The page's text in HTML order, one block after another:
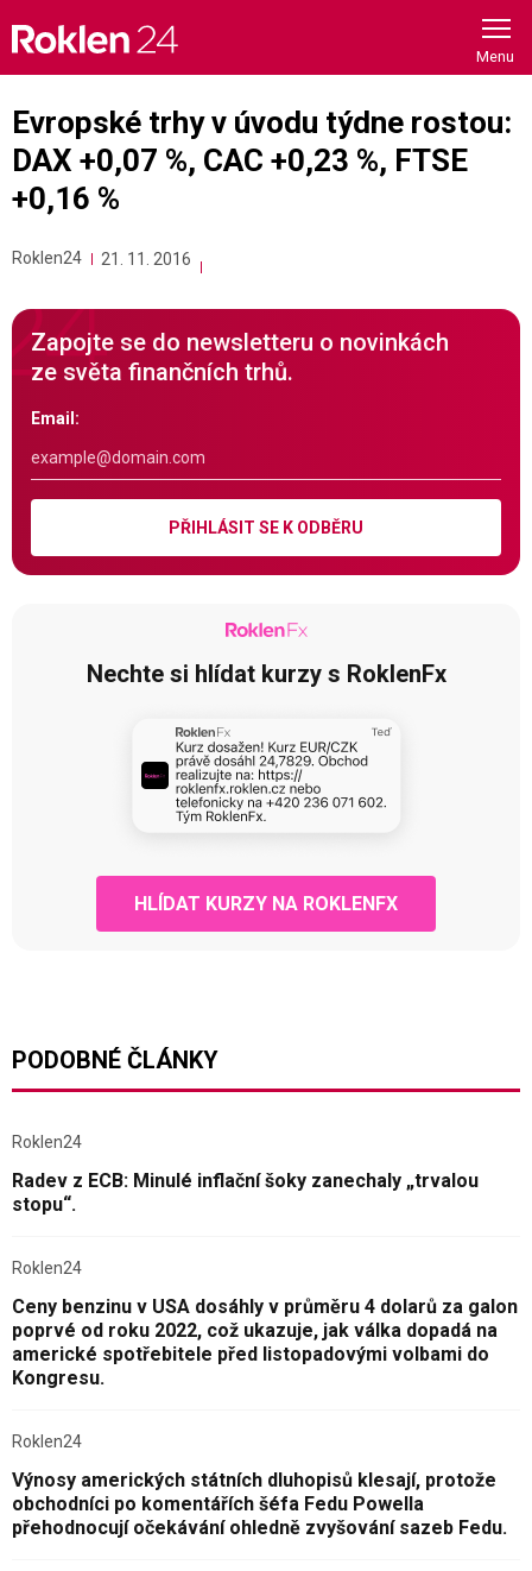
content
Evropské trhy v úvodu týdne rostou:
DAX +0,07 %, CAC +0,23 %, FTSE
+0,16 %
Roklen24 21. 11. 2016
Zapojte se do newsletteru o novinkách
ze světa finančních trhů.
Email:
PŘIHLÁSIT SE K ODBĚRU
Nechte si hlídat kurzy s RoklenFx
HLÍDAT KURZY NA ROKLENFX
PODOBNÉ ČLÁNKY
Roklen24
Radev z ECB: Minulé inflační šoky zanechaly „trvalou
stopu“.
Roklen24
Ceny benzinu v USA dosáhly v průměru 4 dolarů za galon
poprvé od roku 2022, což ukazuje, jak válka dopadá na
americké spotřebitele před listopadovými volbami do
Kongresu.
Roklen24
Výnosy amerických státních dluhopisů klesají, protože
obchodníci po komentářích šéfa Fedu Powella
přehodnocují očekávání ohledně zvyšování sazeb Fedu.